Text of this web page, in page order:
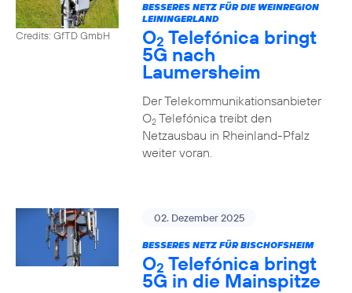
Credits: GfTD GmbH
BESSERES NETZ FÜR DIE WEINREGION
LEININGERLAND
O2 Telefónica bringt
5G nach
Laumersheim
Der Telekommunikationsanbieter
O2Telefónica treibt den
Netzausbau in Rheinland-Pfalz
weiter voran.
02. Dezember 2025
BESSERES NETZ FÜR BISCHOFSHEIM
O2 Telefónica bringt
5G in die Mainspitze